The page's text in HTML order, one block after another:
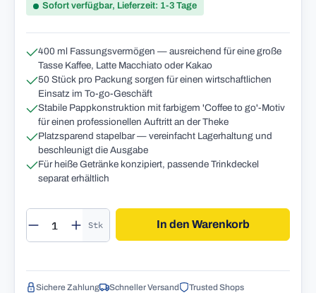
Sofort verfügbar, Lieferzeit: 1-3 Tage
400 ml Fassungsvermögen — ausreichend für eine große
Tasse Kaffee, Latte Macchiato oder Kakao
50 Stück pro Packung sorgen für einen wirtschaftlichen
Einsatz im To-go-Geschäft
Stabile Pappkonstruktion mit farbigem 'Coffee to go'-Motiv
für einen professionellen Auftritt an der Theke
Platzsparend stapelbar — vereinfacht Lagerhaltung und
beschleunigt die Ausgabe
Für heiße Getränke konzipiert, passende Trinkdeckel
separat erhältlich
Produkt Anzahl: Gib den gewünschten
Stk In den Warenkorb
Sichere Zahlung Schneller Versand
Trusted Shops